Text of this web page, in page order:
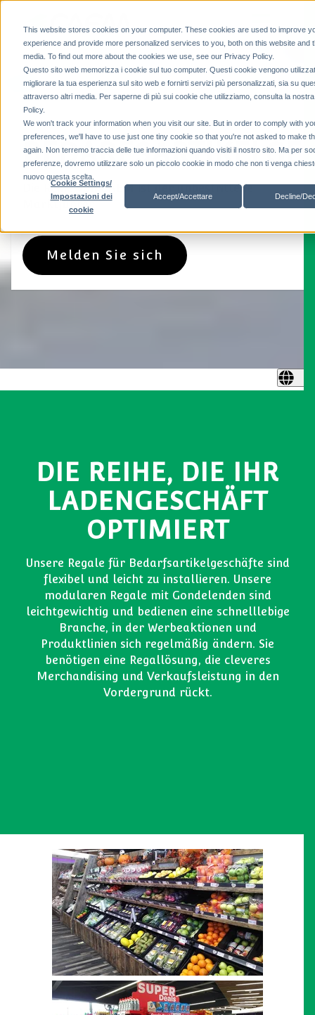
This website stores cookies on your computer. These cookies are used to improve
experience and provide more personalized services to you, both on this website and
media. To find out more about the cookies we use, see our Privacy Policy.
Questo sito web memorizza i cookie sul tuo computer. Questi cookie vengono
migliorare la tua esperienza sul sito web e fornirti servizi più personalizzati, sia su
attraverso altri media. Per saperne di più sui cookie che utilizziamo, consulta la
Policy.
We won't track your information when you visit our site. But in order to comply with
preferences, we'll have to use just one tiny cookie so that you're not asked to make
again. Non terremo traccia delle tue informazioni quando visiti il ​​nostro sito. Ma per
preferenze, dovremo utilizzare solo un piccolo cookie in modo che non ti venga
nuovo questa scelta.
Cookie Settings/
Impostazioni dei
cookie
Accept/Accettare Decline/
Die Reihe von CAEM ist der unbestrittene
Marktführer
Melden Sie sich
DIE REIHE, DIE IHR
LADENGESCHÄFT
OPTIMIERT
Unsere Regale für Bedarfsartikelgeschäfte sind
flexibel und leicht zu installieren. Unsere
modularen Regale mit Gondelenden sind
leichtgewichtig und bedienen eine schnelllebige
Branche, in der Werbeaktionen und
Produktlinien sich regelmäßig ändern. Sie
benötigen eine Regallösung, die cleveres
Merchandising und Verkaufsleistung in den
Vordergrund rückt.